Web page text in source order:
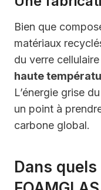
Bien que
matériaux
du verre
haute
L’énergie grise
un point à
carbone global.
Dans